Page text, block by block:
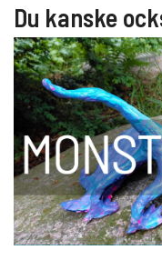
Du kanske